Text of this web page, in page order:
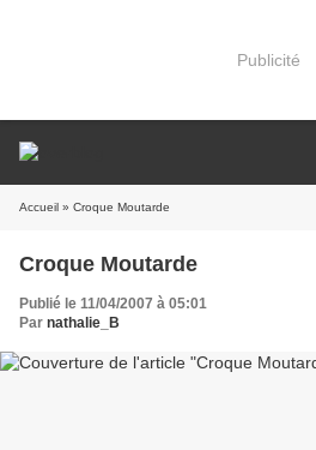
Publicité
Accueil » Croque Moutarde
Croque Moutarde
Publié le 11/04/2007 à 05:01
Par nathalie_B